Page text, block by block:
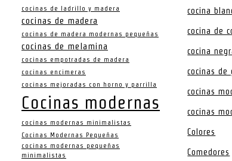
cocinas de ladrillo y madera
cocinas de madera
cocinas de madera modernas pequeñas
cocinas de melamina
cocinas empotradas de madera
cocinas encimeras
cocinas mejoradas con horno y parrilla
Cocinas modernas
cocinas modernas minimalistas
Cocinas Modernas Pequeñas
cocinas modernas pequeñas
minimalistas
cocina
cocina de
cocina
cocinas de
cocinas
cocinas
Colores
Comedores